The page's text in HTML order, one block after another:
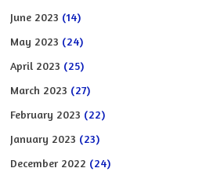
June 2023 (14)
May 2023 (24)
April 2023 (25)
March 2023 (27)
February 2023 (22)
January 2023 (23)
December 2022 (24)